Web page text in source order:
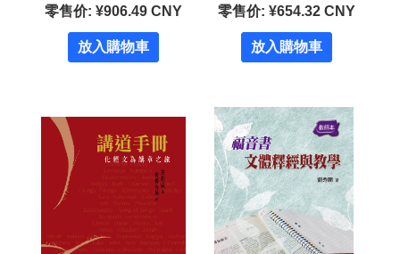
零售价: ¥906.49 CNY
放入購物車
零售价: ¥654.32 CNY
放入購物車